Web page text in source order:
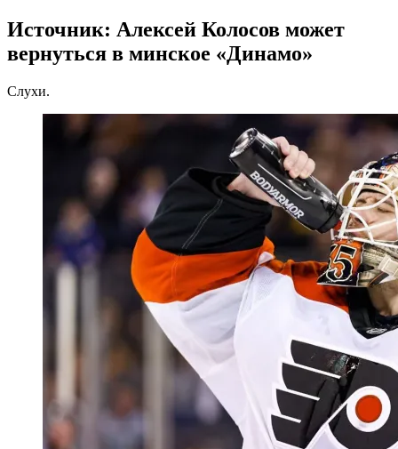
Источник: Алексей Колосов может
вернуться в минское «Динамо»
Слухи.